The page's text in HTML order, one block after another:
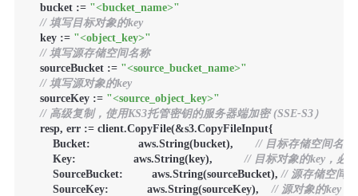
    bucket :=
"<bucket_name>"
// 填写目标对象的key
    key :=
"<object_key>"
// 填写源存储空间名称
    sourceBucket :=
"<source_bucket_name>"
// 填写源对象的key
    sourceKey :=
"<source_object_key>"
// 高级复制，使用KS3托管密钥的服务器端加密 (SSE-S3）
    resp, err := client.CopyFile(&s3.CopyFileInput{
        Bucket:               aws.String(bucket),
// 目标存储空间名称
        Key:                  aws.String(key),
// 目标对象的key，必填
        SourceBucket:         aws.String(sourceBucket),
// 源存储空间
        SourceKey:            aws.String(sourceKey),
// 源对象的key，